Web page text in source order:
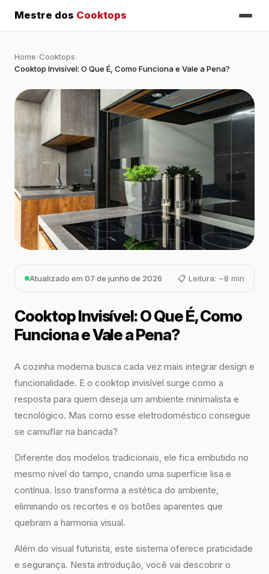
Mestre dos Cooktops
Home›Cooktops›
Cooktop Invisível: O Que É, Como Funciona e Vale a Pena?
Atualizado em 07 de junho de 2026 📋 Leitura: ~8 min
Cooktop Invisível: O Que É, Como
Funciona e Vale a Pena?
A cozinha moderna busca cada vez mais integrar design e
funcionalidade. E o cooktop invisível surge como a
resposta para quem deseja um ambiente minimalista e
tecnológico. Mas como esse eletrodoméstico consegue
se camuflar na bancada?
Diferente dos modelos tradicionais, ele fica embutido no
mesmo nível do tampo, criando uma superfície lisa e
contínua. Isso transforma a estética do ambiente,
eliminando os recortes e os botões aparentes que
quebram a harmonia visual.
Além do visual futurista, este sistema oferece praticidade
e segurança. Nesta introdução, você vai descobrir o